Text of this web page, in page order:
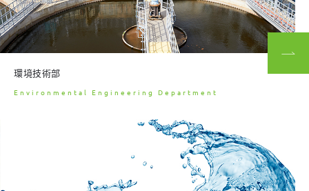
環境技術部
Environmental Engineering Department